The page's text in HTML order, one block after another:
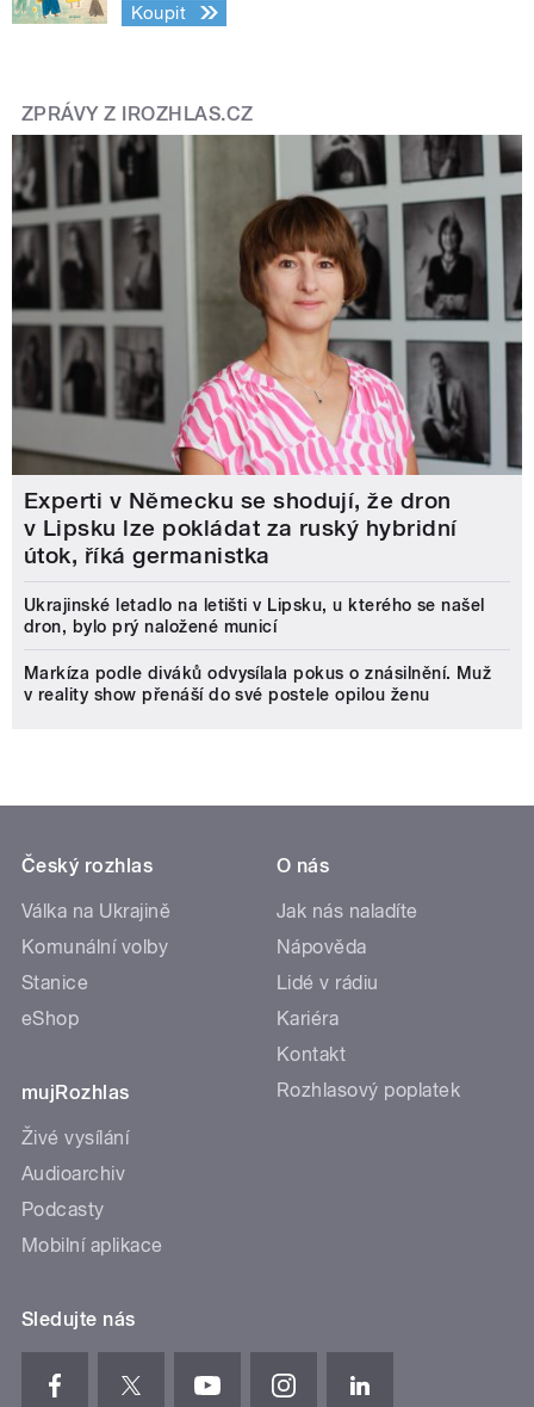
Koupit
ZPRÁVY Z IROZHLAS.CZ
Experti v Německu se shodují, že dron
v Lipsku lze pokládat za ruský hybridní
útok, říká germanistka
Ukrajinské letadlo na letišti v Lipsku, u kterého se našel
dron, bylo prý naložené municí
Markíza podle diváků odvysílala pokus o znásilnění. Muž
v reality show přenáší do své postele opilou ženu
Český rozhlas
Válka na Ukrajině
Komunální volby
Stanice
eShop
mujRozhlas
Živé vysílání
Audioarchiv
Podcasty
Mobilní aplikace
O nás
Jak nás naladíte
Nápověda
Lidé v rádiu
Kariéra
Kontakt
Rozhlasový poplatek
Sledujte nás